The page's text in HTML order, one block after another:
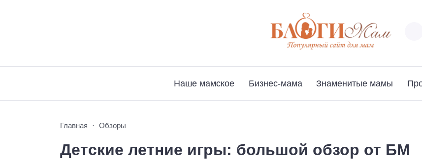
Наше мамское Бизнес-мама Знаменитые мамы
Главная Обзоры
Детские летние игры: большой обзор от БМ